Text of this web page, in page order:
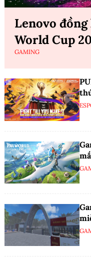
Lenovo
World Cup
GAMING